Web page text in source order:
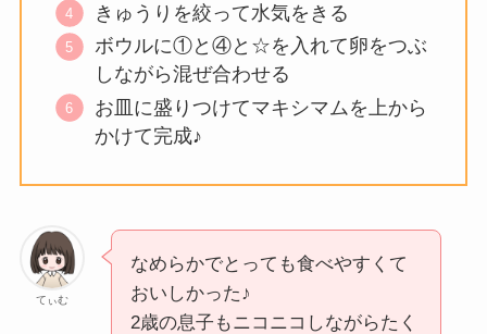
きゅうりを絞って水気をきる
ボウルに①と④と☆を入れて卵をつぶ
しながら混ぜ合わせる
お皿に盛りつけてマキシマムを上から
かけて完成♪
てぃむ
なめらかでとっても食べやすくて
おいしかった♪
2歳の息子もニコニコしながらたく